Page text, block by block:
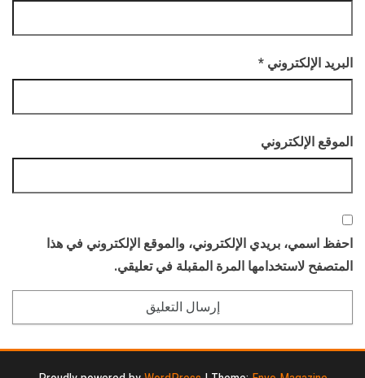
البريد الإلكتروني *
الموقع الإلكتروني
احفظ اسمي، بريدي الإلكتروني، والموقع الإلكتروني في هذا
المتصفح لاستخدامها المرة المقبلة في تعليقي.